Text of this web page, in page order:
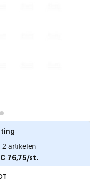
2 artikelen
€ 76,75/st.